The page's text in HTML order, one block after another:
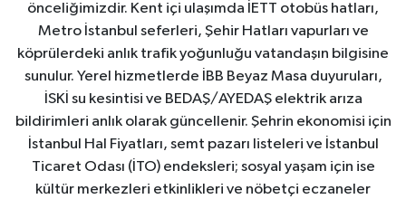
önceliğimizdir. Kent içi ulaşımda İETT otobüs hatları,
Metro İstanbul seferleri, Şehir Hatları vapurları ve
köprülerdeki anlık trafik yoğunluğu vatandaşın bilgisine
sunulur. Yerel hizmetlerde İBB Beyaz Masa duyuruları,
İSKİ su kesintisi ve BEDAŞ/AYEDAŞ elektrik arıza
bildirimleri anlık olarak güncellenir. Şehrin ekonomisi için
İstanbul Hal Fiyatları, semt pazarı listeleri ve İstanbul
Ticaret Odası (İTO) endeksleri; sosyal yaşam için ise
kültür merkezleri etkinlikleri ve nöbetçi eczaneler